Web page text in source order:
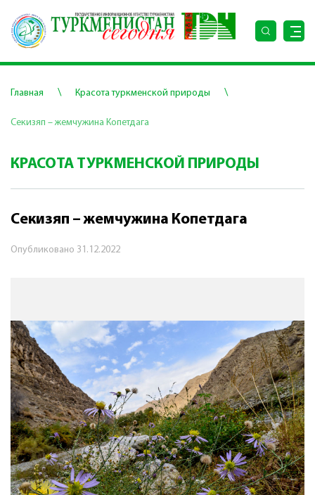
Главная \ Красота туркменской природы \
Секизяп – жемчужина Копетдага
КРАСОТА ТУРКМЕНСКОЙ ПРИРОДЫ
Секизяп – жемчужина Копетдага
Опубликовано 31.12.2022